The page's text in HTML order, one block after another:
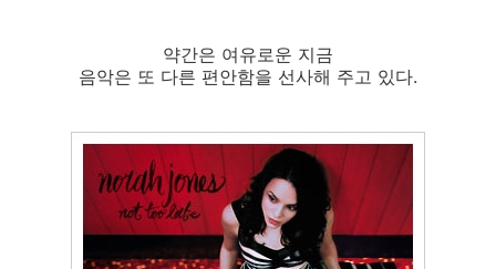
약간은 여유로운 지금
음악은 또 다른 편안함을 선사해 주고 있다.